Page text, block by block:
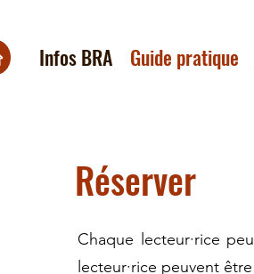
Infos BRA Guide pratique
Réserver
Chaque lecteur·rice
lecteur·rice peuvent